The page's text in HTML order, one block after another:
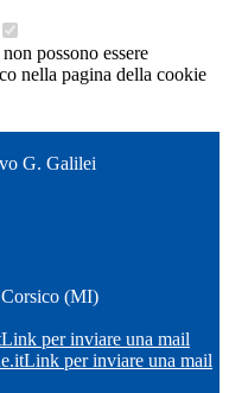
possono essere
nella pagina della cookie
G. Galilei
(MI)
Link per inviare una mail
Link per inviare una mail